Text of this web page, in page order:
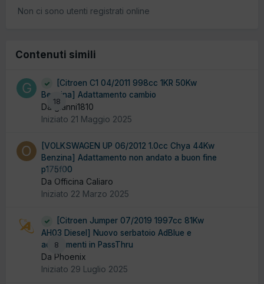
Non ci sono utenti registrati online
Contenuti simili
18
[Citroen C1 04/2011 998cc 1KR 50Kw
Benzina] Adattamento cambio
Da gianni1810
Iniziato 21 Maggio 2025
0
[VOLKSWAGEN UP 06/2012 1.0cc Chya 44Kw
Benzina] Adattamento non andato a buon fine
p175f00
Da Officina Caliaro
Iniziato 22 Marzo 2025
8
[Citroen Jumper 07/2019 1997cc 81Kw
AH03 Diesel] Nuovo serbatoio AdBlue e
adattamenti in PassThru
Da Phoenix
Iniziato 29 Luglio 2025